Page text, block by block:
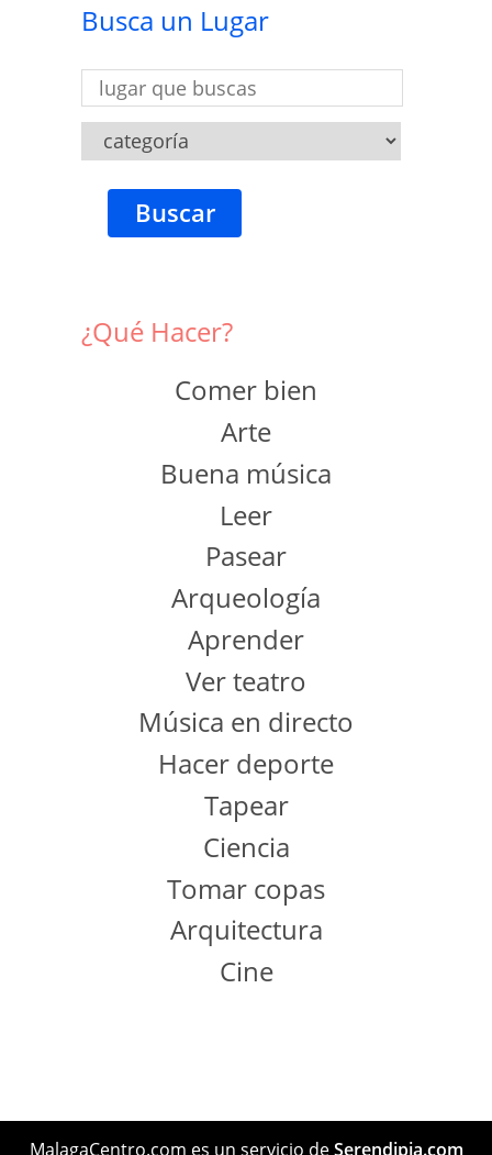
Busca un Lugar
Buscar
¿Qué Hacer?
Comer bien
Arte
Buena música
Leer
Pasear
Arqueología
Aprender
Ver teatro
Música en directo
Hacer deporte
Tapear
Ciencia
Tomar copas
Arquitectura
Cine
MalagaCentro.com es un servicio deSerendipia.com